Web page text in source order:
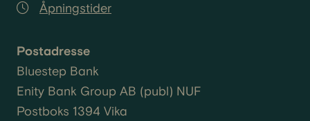
Åpningstider
Postadresse
Bluestep Bank
Enity Bank Group AB (publ) NUF
Postboks 1394 Vika